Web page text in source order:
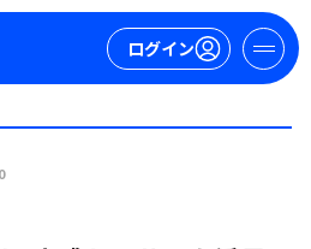
ログイン